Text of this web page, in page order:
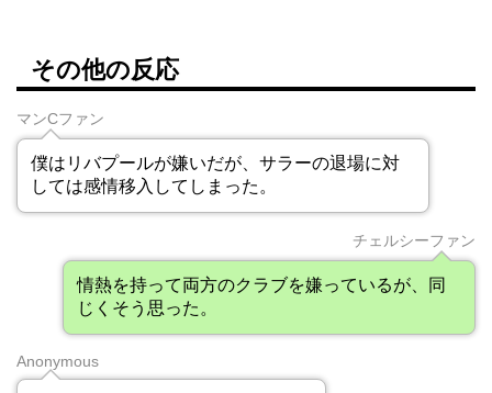
その他の反応
マンCファン
僕はリバプールが嫌いだが、サラーの退場に対
しては感情移入してしまった。
チェルシーファン
情熱を持って両方のクラブを嫌っているが、同
じくそう思った。
Anonymous